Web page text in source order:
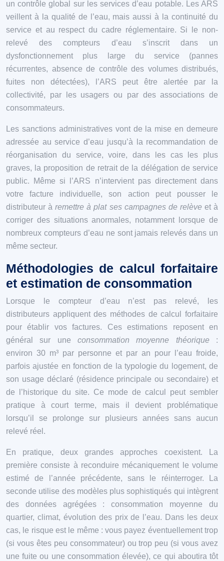
un contrôle global sur les services d’eau potable. Les ARS
veillent à la qualité de l’eau, mais aussi à la continuité du
service et au respect du cadre réglementaire. Si le non-
relevé des compteurs d’eau s’inscrit dans un
dysfonctionnement plus large du service (pannes
récurrentes, absence de contrôle des volumes distribués,
fuites non détectées), l’ARS peut être alertée par la
collectivité, par les usagers ou par des associations de
consommateurs.
Les sanctions administratives vont de la mise en demeure
adressée au service d’eau jusqu’à la recommandation de
réorganisation du service, voire, dans les cas les plus
graves, la proposition de retrait de la délégation de service
public. Même si l’ARS n’intervient pas directement dans
votre facture individuelle, son action peut pousser le
distributeur àremettre à plat ses campagnes de relèveet à
corriger des situations anormales, notamment lorsque de
nombreux compteurs d’eau ne sont jamais relevés dans un
même secteur.
Méthodologies de calcul forfaitaire
et estimation de consommation
Lorsque le compteur d’eau n’est pas relevé, les
distributeurs appliquent des méthodes de calcul forfaitaire
pour établir vos factures. Ces estimations reposent en
général sur une consommation moyenne théorique:
environ 30 m³ par personne et par an pour l’eau froide,
parfois ajustée en fonction de la typologie du logement, de
son usage déclaré (résidence principale ou secondaire) et
de l’historique du site. Ce mode de calcul peut sembler
pratique à court terme, mais il devient problématique
lorsqu’il se prolonge sur plusieurs années sans aucun
relevé réel.
En pratique, deux grandes approches coexistent. La
première consiste à reconduire mécaniquement le volume
estimé de l’année précédente, sans le réinterroger. La
seconde utilise des modèles plus sophistiqués qui intègrent
des données agrégées : consommation moyenne du
quartier, climat, évolution des prix de l’eau. Dans les deux
cas, le risque est le même : vous payez éventuellement trop
(si vous êtes peu consommateur) ou trop peu (si vous avez
une fuite ou une consommation élevée), ce qui aboutira tôt